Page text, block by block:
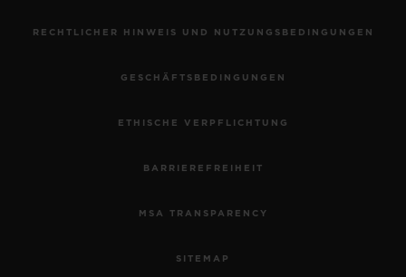
RECHTLICHER HINWEIS UND NUTZUNGSBEDINGUNGEN
GESCHÄFTSBEDINGUNGEN
ETHISCHE VERPFLICHTUNG
BARRIEREFREIHEIT
MSA TRANSPARENCY
SITEMAP